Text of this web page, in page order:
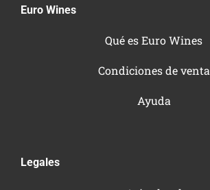
Euro Wines
Qué es Euro Wines
Condiciones de venta
Ayuda
Legales